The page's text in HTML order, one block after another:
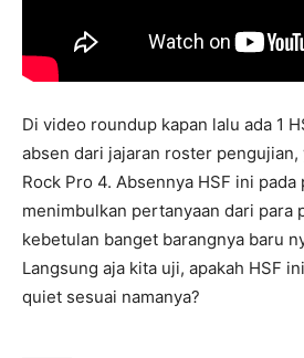
Di video roundup kapan lalu ada 1
absen dari jajaran roster pengujian,
Rock Pro 4. Absennya HSF ini pada
menimbulkan pertanyaan dari para
kebetulan banget barangnya baru
Langsung aja kita uji, apakah HSF
quiet sesuai namanya?